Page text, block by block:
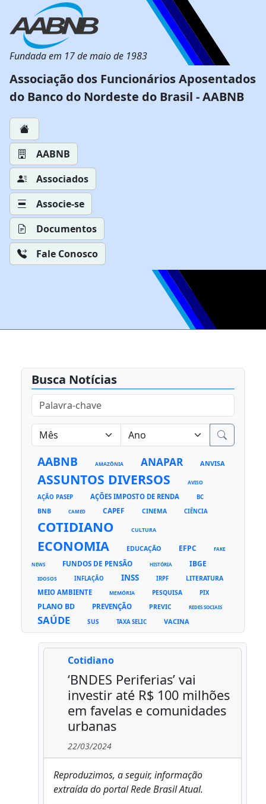
Fundada em 17 de maio de 1983
Associação dos Funcionários Aposentados
do Banco do Nordeste do Brasil - AABNB
AABNB
Associados
Associe-se
Documentos
Fale Conosco
Busca Notícias
AABNB AMAZÔNIA ANAPAR ANVISA
ASSUNTOS DIVERSOS AVISO
AÇÃO PASEP AÇÕES IMPOSTO DE RENDA BC
BNB CAMED CAPEF CINEMA CIÊNCIA
COTIDIANO CULTURA
ECONOMIA EDUCAÇÃO EFPC FAKE
NEWS FUNDOS DE PENSÃO HISTÓRIA IBGE
IDOSOS INFLAÇÃO INSS IRPF LITERATURA
MEIO AMBIENTE MEMÓRIA PESQUISA PIX
PLANO BD PREVENÇÃO PREVIC REDES SOCIAIS
SAÚDE SUS TAXA SELIC VACINA
Cotidiano
‘BNDES Periferias’ vai
investir até R$ 100 milhões
em favelas e comunidades
urbanas
22/03/2024
Reproduzimos, a seguir, informação
extraída do portal Rede Brasil Atual.